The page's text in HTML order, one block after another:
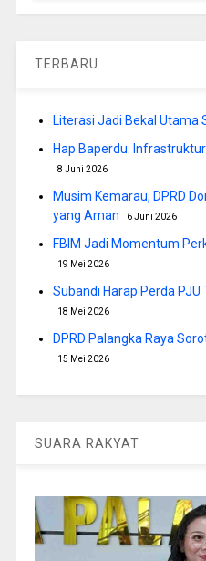
TERBARU
Literasi Jadi Bekal Utama
Hap Baperdu:
8 Juni 2026
Musim Kemarau, DPRD
yang Aman
6 Juni 2026
FBIM Jadi Momentum
19 Mei 2026
Subandi Harap Perda
18 Mei 2026
DPRD Palangka Raya
15 Mei 2026
SUARA RAKYAT